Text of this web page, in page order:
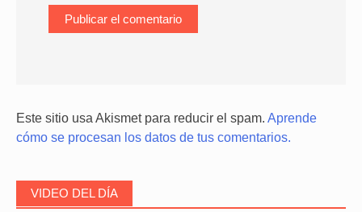
Este sitio usa Akismet para reducir el spam. Aprende
cómo se procesan los datos de tus comentarios.
VIDEO DEL DÍA